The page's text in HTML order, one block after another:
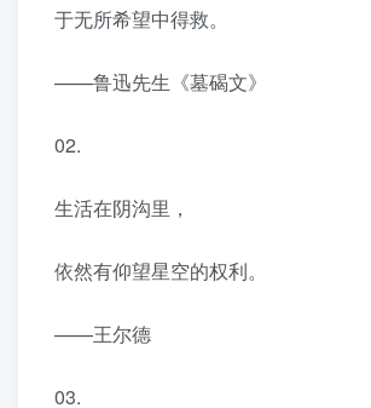
于无所希望中得救。
——鲁迅先生《墓碣文》
02.
生活在阴沟里，
依然有仰望星空的权利。
——王尔德
03.